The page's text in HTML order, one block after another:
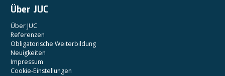
Über JUC
Über JUC
Referenzen
Obligatorische Weiterbildung
Neuigkeiten
Impressum
Cookie-Einstellungen